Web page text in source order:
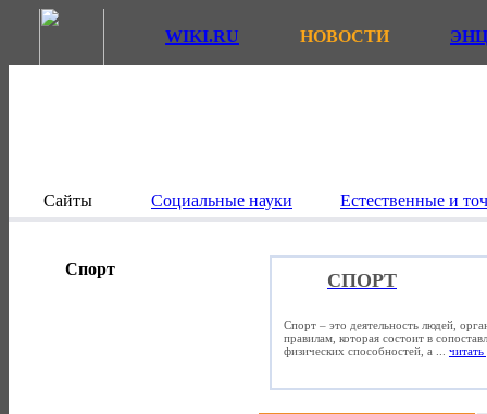
WIKI.RU НОВОСТИ
Сайты Социальные науки Естественные и
Спорт
СПОРТ
Спорт – это деятельность людей,
правилам, которая состоит в
физических способностей, а ... читать